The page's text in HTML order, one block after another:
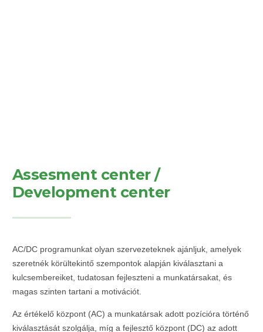
Assesment center /
Development center
AC/DC programunkat olyan szervezeteknek ajánljuk, amelyek
szeretnék körültekintő szempontok alapján kiválasztani a
kulcsembereiket, tudatosan fejleszteni a munkatársakat, és
magas szinten tartani a motivációt.
Az értékelő központ (AC) a munkatársak adott pozícióra történő
kiválasztását szolgálja, míg a fejlesztő központ (DC) az adott